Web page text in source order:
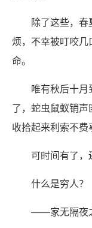
除了这些，春
烦，不幸被叮咬
命。
唯有秋后十
了，蛇虫鼠蚁销声
收拾起来利索不费
可时间有了
什么是穷人？
——家无隔夜